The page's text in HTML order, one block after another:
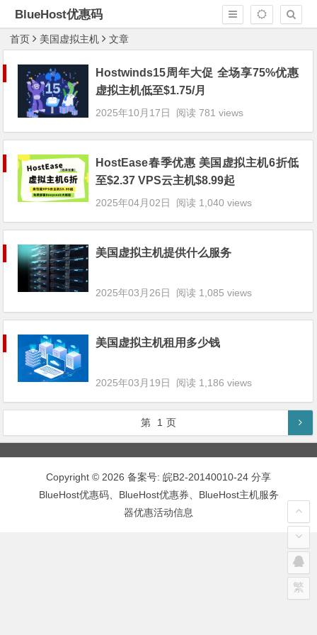
BlueHost优惠码
首页 美国虚拟主机 文章
Hostwinds15周年大促 全场享75%优惠
虚拟主机低至$1.75/月
2025年10月17日 阅读 781 views
HostEase春季优惠 美国虚拟主机6折低
至$2.37 VPS云主机$8.99起
2025年04月02日 阅读 1,040 views
美国虚拟主机提供什么服务
2025年03月26日 阅读 1,085 views
美国虚拟主机租用多少钱
2025年03月19日 阅读 1,186 views
第 1 页
Copyright © 2026 备案号: 皖B2-20140010-24 分享
BlueHost优惠码、BlueHost优惠券、BlueHost主机服务
器优惠活动信息
繁